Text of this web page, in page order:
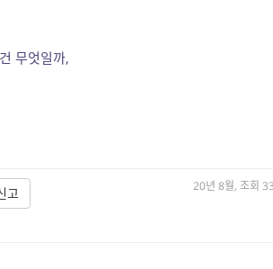
무엇일까,
20년 8월, 조회
고